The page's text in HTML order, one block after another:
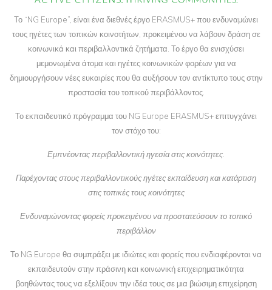
Το “NG Europe”, είναι ένα διεθνές έργο ERASMUS+ που ενδυναμώνει
τους ηγέτες των τοπικών κοινοτήτων, προκειμένου να λάβουν δράση σε
κοινωνικά και περιβαλλοντικά ζητήματα. Το έργο θα ενισχύσει
μεμονωμένα άτομα και ηγέτες κοινωνικών φορέων για να
δημιουργήσουν νέες ευκαιρίες που θα αυξήσουν τον αντίκτυπο τους στην
προστασία του τοπικού περιβάλλοντος.
Το εκπαιδευτικό πρόγραμμα του NG Europe ERASMUS+ επιτυγχάνει
τον στόχο του:
Εμπνέοντας περιβαλλοντική ηγεσία στις κοινότητες.
Παρέχοντας στους περιβαλλοντικούς ηγέτες εκπαίδευση και κατάρτιση
στις τοπικές τους κοινότητες
Ενδυναμώνοντας φορείς προκειμένου να προστατεύσουν το τοπικό
περιβάλλον
Το NG Europe θα συμπράξει με ιδιώτες και φορείς που ενδιαφέρονται να
εκπαιδευτούν στην πράσινη και κοινωνική επιχειρηματικότητα
βοηθώντας τους να εξελίξουν την ιδέα τους σε μια βιώσιμη επιχείρηση